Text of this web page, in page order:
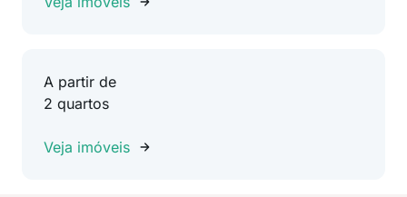
A partir de
2 quartos
Veja imóveis